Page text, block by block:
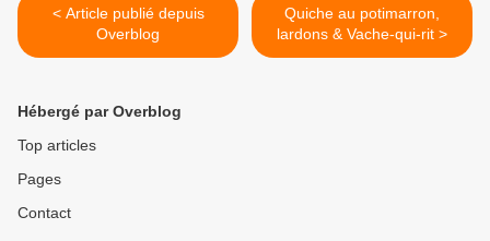
< Article publié depuis
Overblog
Quiche au potimarron,
lardons & Vache-qui-rit >
Hébergé par Overblog
Top articles
Pages
Contact